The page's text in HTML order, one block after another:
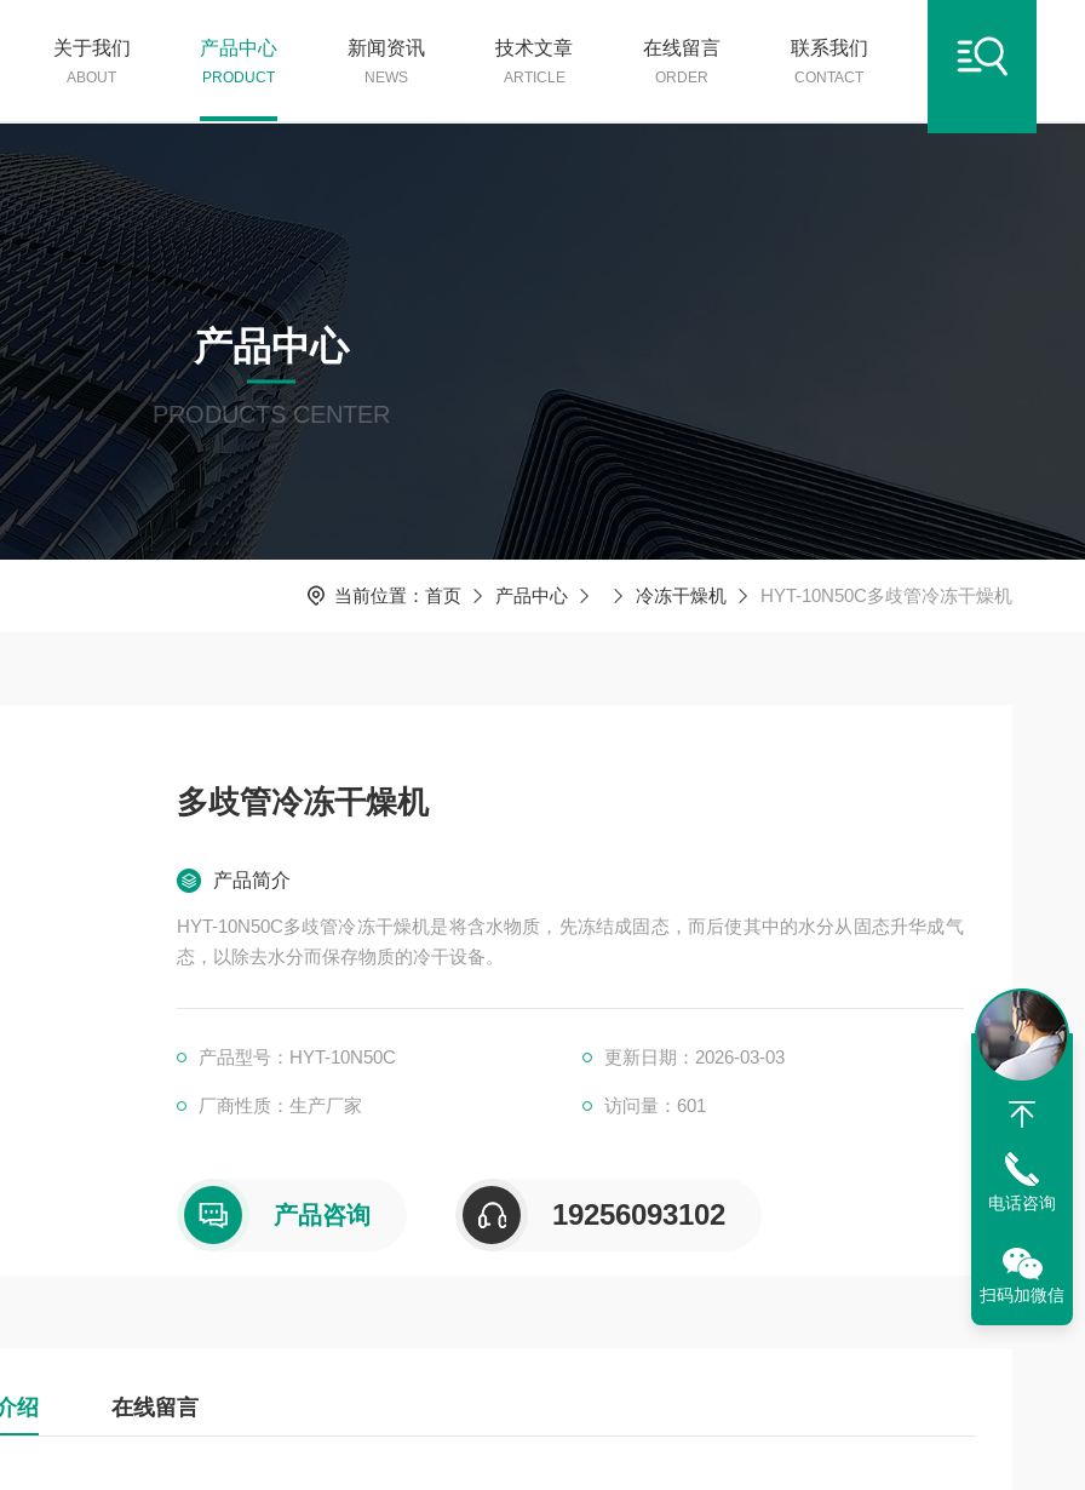
关于我们
ABOUT
产品中心
PRODUCT
新闻资讯
NEWS
技术文章
ARTICLE
在线留言
ORDER
联系我们
CONTACT
产品中心
PRODUCTS CENTER
当前位置： 首页 产品中心 冷冻干燥机 HYT-10N50C多歧管冷冻干燥机
多歧管冷冻干燥机
产品简介
HYT-10N50C多歧管冷冻干燥机是将含水物质，先冻结成固态，而后使其中的水分从固态升华成气
态，以除去水分而保存物质的冷干设备。
产品型号：HYT-10N50C 更新日期：2026-03-03
厂商性质：生产厂家 访问量：601
产品咨询 19256093102
绍 在线留言
电话咨询
扫码加微信